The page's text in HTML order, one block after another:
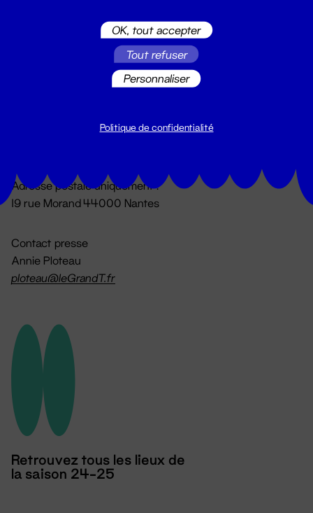
Du lundi au vendredi 14h → 18h
Adresse postale uniquement :
19 rue Morand 44000 Nantes
Contact presse
Annie Ploteau
ploteau@leGrandT.fr
Retrouvez tous les lieux de
la saison 24-25
OK, tout accepter
Tout refuser
Personnaliser
Politique de confidentialité